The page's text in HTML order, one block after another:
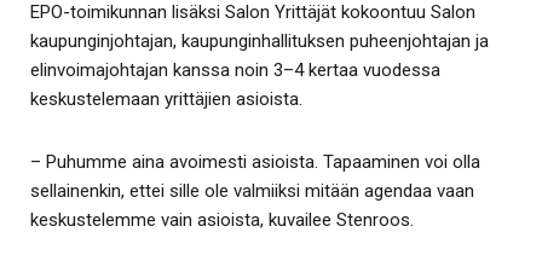
EPO-toimikunnan lisäksi Salon Yrittäjät kokoontuu Salon
kaupunginjohtajan, kaupunginhallituksen puheenjohtajan ja
elinvoimajohtajan kanssa noin 3–4 kertaa vuodessa
keskustelemaan yrittäjien asioista.
– Puhumme aina avoimesti asioista. Tapaaminen voi olla
sellainenkin, ettei sille ole valmiiksi mitään agendaa vaan
keskustelemme vain asioista, kuvailee Stenroos.